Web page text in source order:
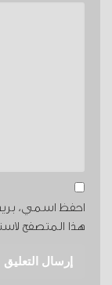
احفظ اسمي،
هذا المتصفح